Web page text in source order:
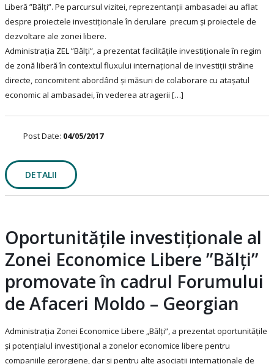
Liberă ”Bălți”. Pe parcursul vizitei, reprezentanții ambasadei au aflat
despre proiectele investiționale în derulare precum și proiectele de
dezvoltare ale zonei libere.
Administrația ZEL ”Bălți”, a prezentat facilitățile investiționale în regim
de zonă liberă în contextul fluxului internațional de investiții străine
directe, concomitent abordând și măsuri de colaborare cu atașatul
economic al ambasadei, în vederea atragerii […]
Post Date: 04/05/2017
DETALII
Oportunitățile investiționale al
Zonei Economice Libere ”Bălți”
promovate în cadrul Forumului
de Afaceri Moldo – Georgian
Administrația Zonei Economice Libere „Bălți”, a prezentat oportunitățile
și potențialul investițional a zonelor economice libere pentru
companiile gerorgiene, dar și pentru alte asociaţii internaţionale de